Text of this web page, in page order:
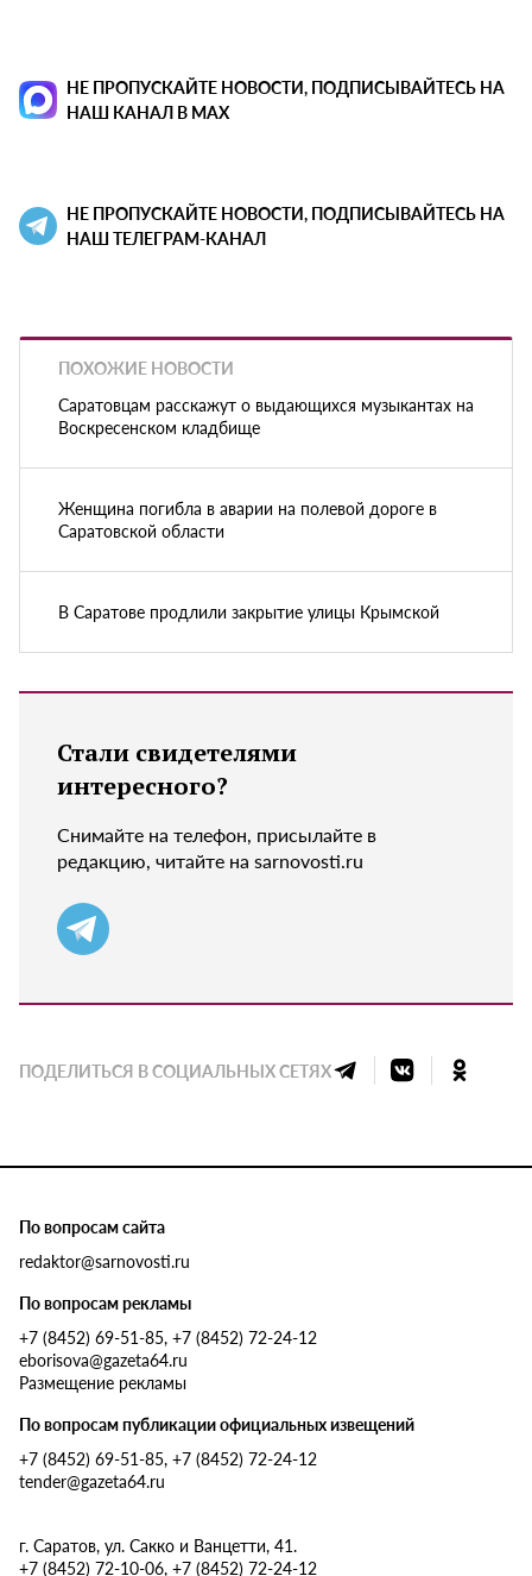
НЕ ПРОПУСКАЙТЕ НОВОСТИ, ПОДПИСЫВАЙТЕСЬ НА
НАШ КАНАЛ В MAX
НЕ ПРОПУСКАЙТЕ НОВОСТИ, ПОДПИСЫВАЙТЕСЬ НА
НАШ ТЕЛЕГРАМ-КАНАЛ
ПОХОЖИЕ НОВОСТИ
Саратовцам расскажут о выдающихся музыкантах на
Воскресенском кладбище
Женщина погибла в аварии на полевой дороге в
Саратовской области
В Саратове продлили закрытие улицы Крымской
Стали свидетелями
интересного?
Снимайте на телефон, присылайте в
редакцию, читайте на sarnovosti.ru
ПОДЕЛИТЬСЯ В СОЦИАЛЬНЫХ СЕТЯХ
По вопросам сайта
redaktor@sarnovosti.ru
По вопросам рекламы
+7 (8452) 69-51-85, +7 (8452) 72-24-12
eborisova@gazeta64.ru
Размещение рекламы
По вопросам публикации официальных извещений
+7 (8452) 69-51-85, +7 (8452) 72-24-12
tender@gazeta64.ru
г. Саратов, ул. Сакко и Ванцетти, 41.
+7 (8452) 72-10-06, +7 (8452) 72-24-12